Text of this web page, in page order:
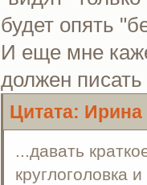
будет опять
И еще мне
должен
Цитата: Ирина
...давать
круглоголовка